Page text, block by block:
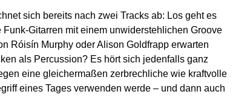
sich bereits nach zwei Tracks ab: Los geht es
Gitarren mit einem unwiderstehlichen Groove
Róisín Murphy oder Alison Goldfrapp erwarten
als Percussion? Es hört sich jedenfalls ganz
eine gleichermaßen zerbrechliche wie kraftvolle
eines Tages verwenden werde – und dann auch